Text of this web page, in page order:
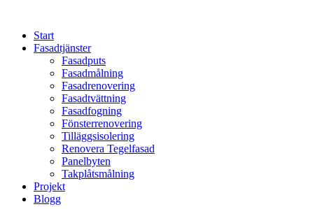
contentStart
Fasadtjänster
Fasadputs
Fasadmålning
Fasadrenovering
Fasadtvättning
Fasadfogning
Fönsterrenovering
Tilläggsisolering
Renovera Tegelfasad
Panelbyten
Takplåtsmålning
Projekt
Blogg